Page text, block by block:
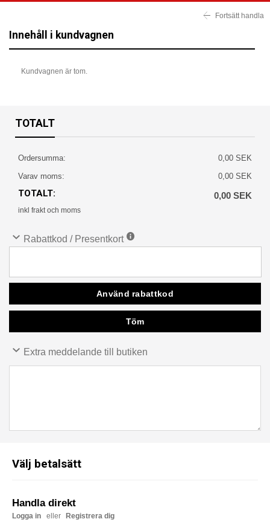
Fortsätt handla
Innehåll i kundvagnen
Kundvagnen är tom.
TOTALT
Ordersumma:
0,00 SEK
Varav moms:
0,00 SEK
TOTALT: 0,00 SEK
inkl frakt och moms
Rabattkod / Presentkort
Extra meddelande till butiken
Välj betalsätt
Handla direkt
Logga in eller Registrera dig